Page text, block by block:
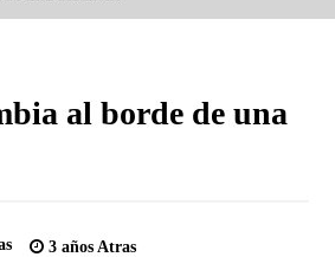
al borde de una
3 años Atras